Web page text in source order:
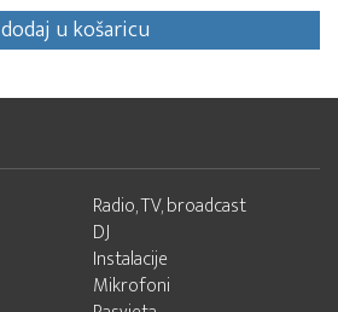
dodaj u košaricu
Radio, TV, broadcast
DJ
Instalacije
Mikrofoni